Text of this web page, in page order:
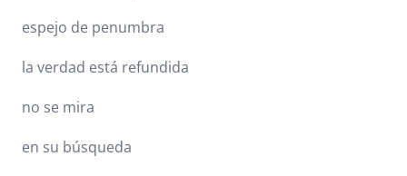
espejo de penumbra
la verdad está refundida
no se mira
en su búsqueda